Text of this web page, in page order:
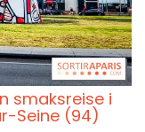
smaksreise i
Seine (94)